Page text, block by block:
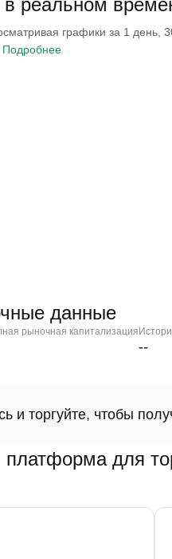
реальном
графики за 1 день,
Подробнее
данные
рыночная капитализация
--
и торгуйте, чтобы
для